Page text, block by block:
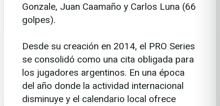
Gonzale, Juan Caamaño y Carlos Luna (66
golpes).
Desde su creación en 2014, el PRO Series
se consolidó como una cita obligada para
los jugadores argentinos. En una época
del año donde la actividad internacional
disminuye y el calendario local ofrece